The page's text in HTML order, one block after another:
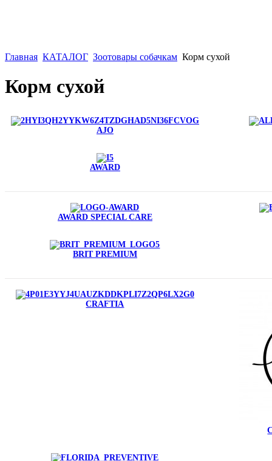
Главная КАТАЛОГ Зоотовары собачкам Корм сухой
Корм сухой
AJO
AWARD
AWARD SPECIAL CARE
BRIT PREMIUM
CRAFTIA